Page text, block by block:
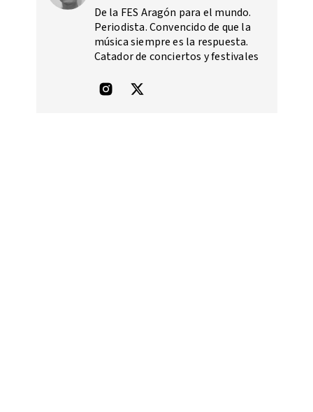
De la FES Aragón para el mundo.
Periodista. Convencido de que la
música siempre es la respuesta.
Catador de conciertos y festivales